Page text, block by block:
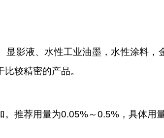
显影液、水性工业油墨，水性涂料
较精密的产品。
推荐用量为0.05%～0.5%，具体用